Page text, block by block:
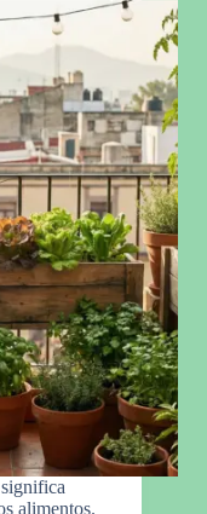
alimentos.